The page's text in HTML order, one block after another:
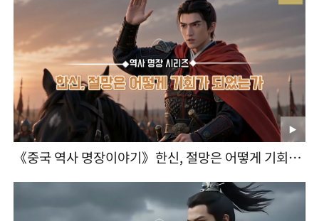
《중국 역사 명장이야기》한신, 절망은 어떻게 기회가